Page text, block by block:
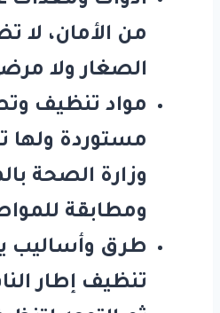
من الأمان، لا
الصغار ولا
مواد تنظيف
مستوردة ولها
وزارة الصحة
ومطابقة
طرق وأساليب
تنظيف إطار